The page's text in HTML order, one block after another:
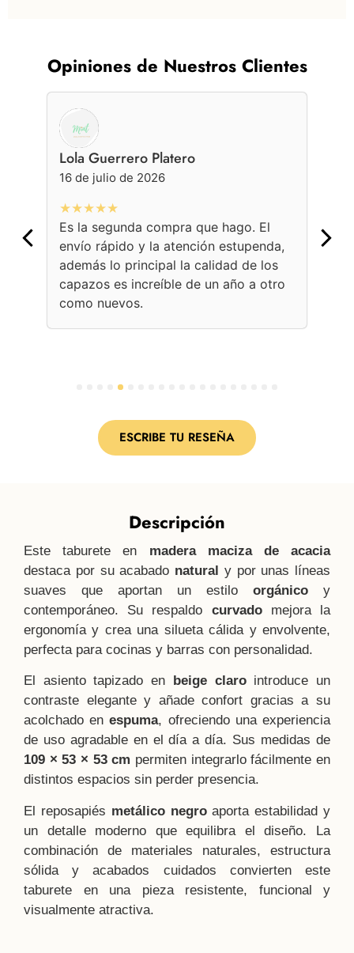
Opiniones de Nuestros Clientes
Lola Guerrero Platero
16 de julio de 2026
★★★★★
Es la segunda compra que hago. El
envío rápido y la atención estupenda,
además lo principal la calidad de los
capazos es increíble de un año a otro
como nuevos.
9
ESCRIBE TU RESEÑA
Descripción
Este taburete en madera maciza de acacia
destaca por su acabado natural y por unas líneas
suaves que aportan un estilo orgánico y
contemporáneo. Su respaldo curvadomejora la
ergonomía y crea una silueta cálida y envolvente,
perfecta para cocinas y barras con personalidad.
El asiento tapizado en beige clarointroduce un
contraste elegante y añade confort gracias a su
acolchado enespuma, ofreciendo una experiencia
de uso agradable en el día a día. Sus medidas de
109 × 53 × 53 cm permiten integrarlo fácilmente en
distintos espacios sin perder presencia.
El reposapiés metálico negroaporta estabilidad y
un detalle moderno que equilibra el diseño. La
combinación de materiales naturales, estructura
sólida y acabados cuidados convierten este
taburete en una pieza resistente, funcional y
visualmente atractiva.